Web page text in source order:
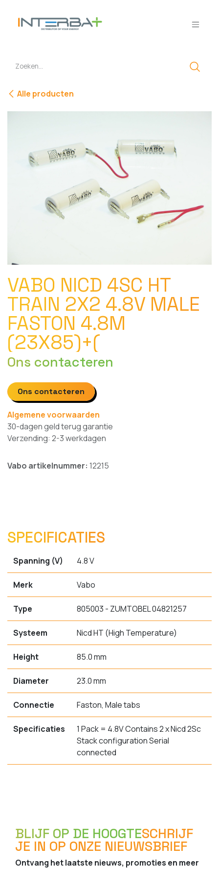
Alle producten
VABO NICD 4SC HT
TRAIN 2X2 4.8V MALE
FASTON 4.8M
(23X85)+(
Ons contacteren
Ons contacteren
Algemene voorwaarden
30-dagen geld terug garantie
Verzending: 2-3 werkdagen
Vabo artikelnummer: 12215
SPECIFICATIES
Spanning (V) 4.8 V
Merk Vabo
Type 805003 - ZUMTOBEL 04821257
Systeem Nicd HT (High Temperature)
Height 85.0 mm
Diameter 23.0 mm
Connectie Faston, Male tabs
Specificaties
1 Pack = 4.8V Contains 2 x Nicd 2Sc
Stack configuration Serial
connected
BLIJF OP DE HOOGTESCHRIJF
JE IN OP ONZE NIEUWSBRIEF
Ontvang het laatste nieuws, promoties en meer